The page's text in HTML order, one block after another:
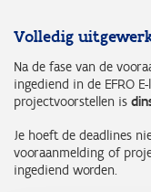
Volledig
Na de fase van de
ingediend in de EFRO
projectvoorstellen is
Je hoeft de deadlines
vooraanmelding of
ingediend worden.